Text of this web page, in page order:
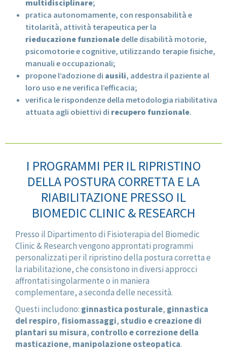
multidisciplinare;
pratica autonomamente, con responsabilità e
titolarità, attività terapeutica per la
rieducazione funzionale delle disabilità motorie,
psicomotorie e cognitive, utilizzando terapie fisiche,
manuali e occupazionali;
propone l’adozione di ausili, addestra il paziente al
loro uso e ne verifica l’efficacia;
verifica le rispondenze della metodologia riabilitativa
attuata agli obiettivi di recupero funzionale.
I PROGRAMMI PER IL RIPRISTINO
DELLA POSTURA CORRETTA E LA
RIABILITAZIONE PRESSO IL
BIOMEDIC CLINIC & RESEARCH
Presso il Dipartimento di Fisioterapia del Biomedic
Clinic & Research vengono approntati programmi
personalizzati per il ripristino della postura corretta e
la riabilitazione, che consistono in diversi approcci
affrontati singolarmente o in maniera
complementare, a seconda delle necessità.
Questi includono: ginnastica posturale, ginnastica
del respiro, fisiomassaggi,studio e creazione di
plantari su misura, controllo e correzione della
masticazione, manipolazione osteopatica.